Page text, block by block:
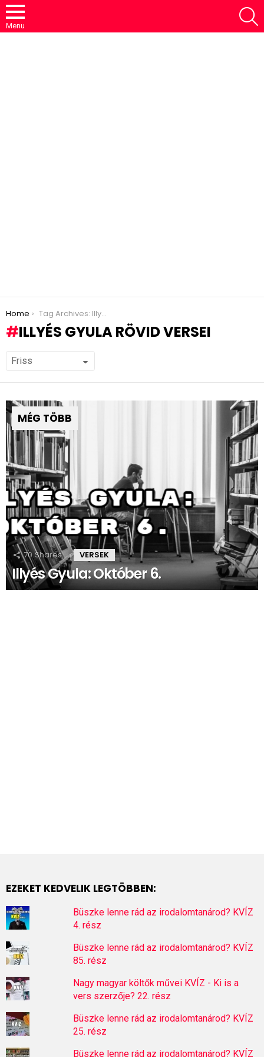
Menu
You are here:
Home Tag Archives: Illyés Gyula rövid versei
ILLYÉS GYULA RÖVID VERSEI
MÉG TÖBB
70 Shares VERSEK
Illyés Gyula: Október 6.
EZEKET KEDVELIK LEGTÖBBEN:
Büszke lenne rád az irodalomtanárod? KVÍZ
4. rész
Büszke lenne rád az irodalomtanárod? KVÍZ
85. rész
Nagy magyar költők művei KVÍZ - Ki is a
vers szerzője? 22. rész
Büszke lenne rád az irodalomtanárod? KVÍZ
25. rész
Büszke lenne rád az irodalomtanárod? KVÍZ